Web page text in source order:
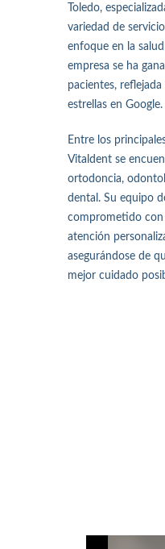
Toledo,
variedad de
enfoque en la
empresa se ha
pacientes,
estrellas en Google.
Entre los
Vitaldent se
ortodoncia,
dental. Su equipo
comprometido
atención
asegurándose de
mejor cuidado